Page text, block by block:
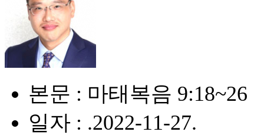
본문 : 마태복음 9:18~26
일자 : .2022-11-27.